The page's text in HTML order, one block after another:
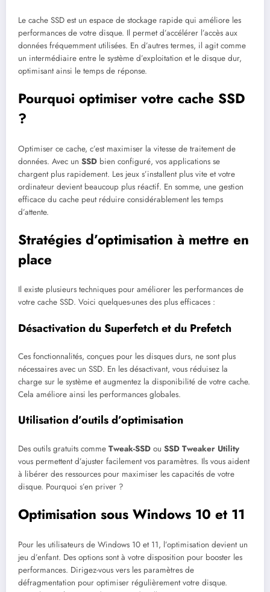
Le cache SSD est un espace de stockage rapide qui améliore les
performances de votre disque. Il permet d’accélérer l’accès aux
données fréquemment utilisées. En d’autres termes, il agit comme
un intermédiaire entre le système d’exploitation et le disque dur,
optimisant ainsi le temps de réponse.
Pourquoi optimiser votre cache SSD
?
Optimiser ce cache, c’est maximiser la vitesse de traitement de
données. Avec un SSD bien configuré, vos applications se
chargent plus rapidement. Les jeux s’installent plus vite et votre
ordinateur devient beaucoup plus réactif. En somme, une gestion
efficace du cache peut réduire considérablement les temps
d’attente.
Stratégies d’optimisation à mettre en
place
Il existe plusieurs techniques pour améliorer les performances de
votre cache SSD. Voici quelques-unes des plus efficaces :
Désactivation du Superfetch et du Prefetch
Ces fonctionnalités, conçues pour les disques durs, ne sont plus
nécessaires avec un SSD. En les désactivant, vous réduisez la
charge sur le système et augmentez la disponibilité de votre cache.
Cela améliore ainsi les performances globales.
Utilisation d’outils d’optimisation
Des outils gratuits comme Tweak-SSD ou SSD Tweaker Utility
vous permettent d’ajuster facilement vos paramètres. Ils vous aident
à libérer des ressources pour maximiser les capacités de votre
disque. Pourquoi s’en priver ?
Optimisation sous Windows 10 et 11
Pour les utilisateurs de Windows 10 et 11, l’optimisation devient un
jeu d’enfant. Des options sont à votre disposition pour booster les
performances. Dirigez-vous vers les paramètres de
défragmentation pour optimiser régulièrement votre disque.